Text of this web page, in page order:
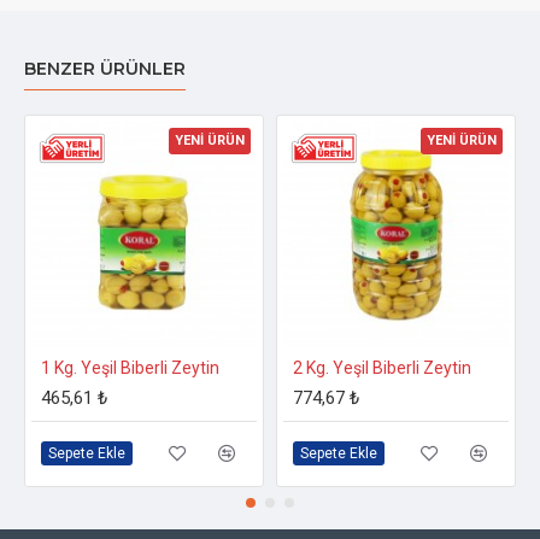
BENZER ÜRÜNLER
YENİ ÜRÜN
1 Kg. Yeşil Biberli Zeytin
465,61 ₺
Sepete Ekle
YENİ ÜRÜN
2 Kg. Yeşil Biberli Zeytin
774,67 ₺
Sepete Ekle